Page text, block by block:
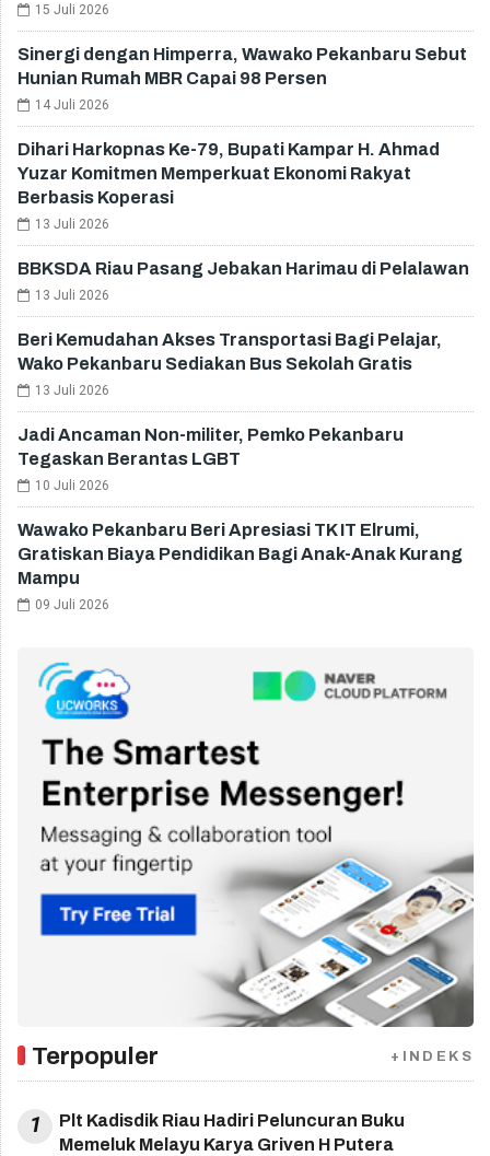
15 Juli 2026
Sinergi dengan Himperra, Wawako Pekanbaru Sebut
Hunian Rumah MBR Capai 98 Persen
14 Juli 2026
Dihari Harkopnas Ke-79, Bupati Kampar H. Ahmad
Yuzar Komitmen Memperkuat Ekonomi Rakyat
Berbasis Koperasi
13 Juli 2026
BBKSDA Riau Pasang Jebakan Harimau di Pelalawan
13 Juli 2026
Beri Kemudahan Akses Transportasi Bagi Pelajar,
Wako Pekanbaru Sediakan Bus Sekolah Gratis
13 Juli 2026
Jadi Ancaman Non-militer, Pemko Pekanbaru
Tegaskan Berantas LGBT
10 Juli 2026
Wawako Pekanbaru Beri Apresiasi TK IT Elrumi,
Gratiskan Biaya Pendidikan Bagi Anak-Anak Kurang
Mampu
09 Juli 2026
Terpopuler +INDEKS
1
Plt Kadisdik Riau Hadiri Peluncuran Buku
Memeluk Melayu Karya Griven H Putera